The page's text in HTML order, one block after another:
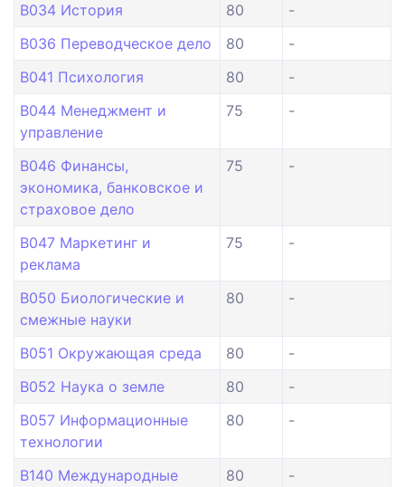
B034 История
80
-
B036 Переводческое дело
80
-
B041 Психология
80
-
B044 Менеджмент и
управление
75 -
B046 Финансы,
экономика, банковское и
страховое дело
75 -
B047 Маркетинг и
реклама
75 -
B050 Биологические и
смежные науки
80 -
B051 Окружающая среда 80
-
B052 Наука о земле
80
-
B057 Информационные
технологии
80 -
B140 Международные
80 -